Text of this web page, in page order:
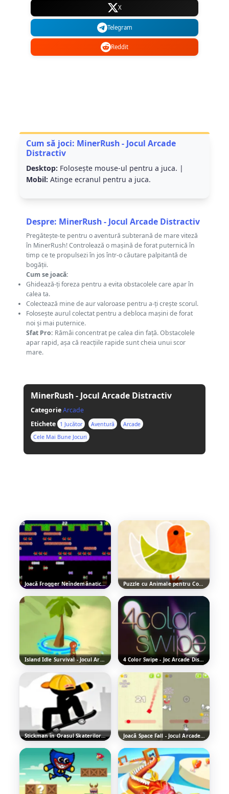
X
Telegram
Reddit
Cum să joci: MinerRush - Jocul Arcade
Distractiv
Desktop: Folosește mouse-ul pentru a juca. |
Mobil: Atinge ecranul pentru a juca.
Despre: MinerRush - Jocul Arcade Distractiv
Pregătește-te pentru o aventură subterană de mare viteză
în MinerRush! Controlează o mașină de forat puternică în
timp ce te propulsezi în jos într-o căutare palpitantă de
bogății.
Cum se joacă:
Ghidează-ți foreza pentru a evita obstacolele care apar în
calea ta.
Colectează mine de aur valoroase pentru a-ți crește scorul.
Folosește aurul colectat pentru a debloca mașini de forat
noi și mai puternice.
Sfat Pro: Rămâi concentrat pe calea din față. Obstacolele
apar rapid, așa că reacțiile rapide sunt cheia unui scor
mare.
MinerRush - Jocul Arcade Distractiv
Categorie Arcade
Etichete
1 Jucător Aventură
Arcade
Cele Mai Bune Jocuri
Joacă Frogger Neîndemânatic 2D - Joc Arcade Distractiv Puzzle cu Animale pentru Copii - Jocul Jigsaw Distractiv
Island Idle Survival - Jocul Arcade Distractiv 4 Color Swipe - Joc Arcade Distractiv
Stickman în Orașul Skaterilor - Joc Arcade Distractiv Joacă Space Fall - Jocul Arcade Distractiv